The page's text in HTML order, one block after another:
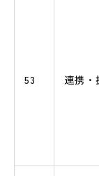
53 連携・